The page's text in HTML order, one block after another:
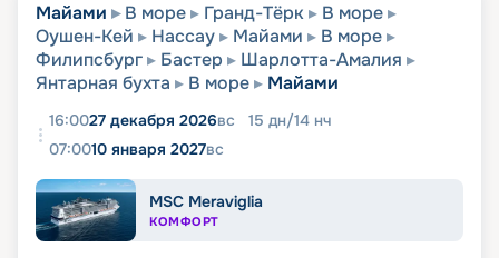
Майами В море Гранд-Тёрк
В море
Оушен-Кей
Нассау Майами
В море
Филипсбург
Бастер
Шарлотта-Амалия
Янтарная бухта
В море Майами
16:0027 декабря 2026вс 15 дн/14 нч
07:0010 января 2027вс
MSC Meraviglia
КОМФОРТ